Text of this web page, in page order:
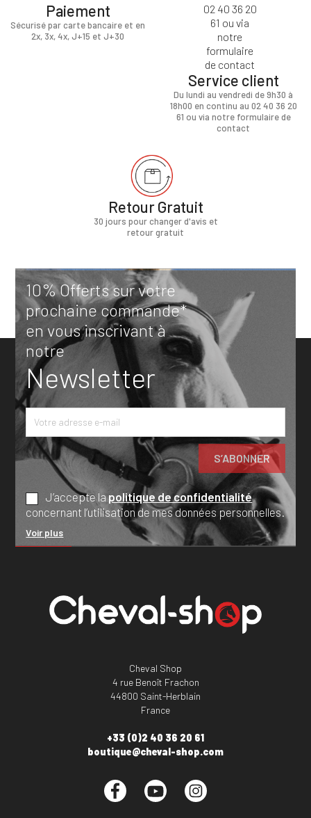
Paiement
Sécurisé par carte bancaire et en
2x, 3x, 4x, J+15 et J+30
Service client
Du lundi au vendredi de 9h30 à
18h00 en continu au 02 40 36 20
61 ou via notre formulaire de
contact
Retour Gratuit
30 jours pour changer d'avis et
retour gratuit
10% Offerts sur votre
prochaine commande*
en vous inscrivant à
notre
Newsletter
J’accepte lapolitique de confidentialité
concernant l’utilisation de mes données personnelles.
Voir plus
Cheval Shop
4 rue Benoît Frachon
44800 Saint-Herblain
France
+33 (0)2 40 36 20 61
boutique@cheval-shop.com
Facebook YouTube